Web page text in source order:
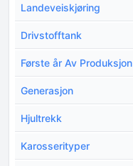
Landeveiskjøring
Drivstofftank
Første år Av Produksjon
Generasjon
Hjultrekk
Karosserityper